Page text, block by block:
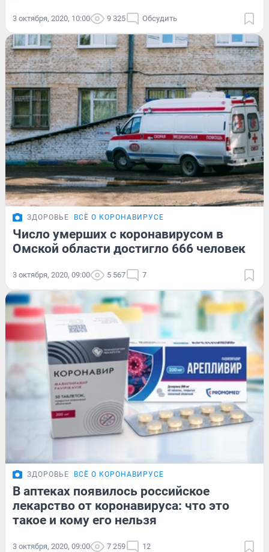
3 октября, 2020, 10:00 9 325 Обсудить
ЗДОРОВЬЕ ВСЁ О КОРОНАВИРУСЕ
Число умерших с коронавирусом в
Омской области достигло 666 человек
3 октября, 2020, 09:00 5 567 7
ЗДОРОВЬЕ ВСЁ О КОРОНАВИРУСЕ
В аптеках появилось российское
лекарство от коронавируса: что это
такое и кому его нельзя
3 октября, 2020, 09:00 7 259 12